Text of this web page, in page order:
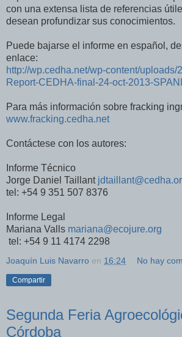
con una extensa lista de referencias
desean profundizar sus conocimientos.
Puede bajarse el informe en español,
enlace:
http://wp.cedha.net/wp-content/uploads/
Report-CEDHA-final-24-oct-2013-
Para más información sobre fracking
www.fracking.cedha.net
Contáctese con los autores:
Informe Técnico
Jorge Daniel Taillant
tel: +54 9 351 507 8376
Informe Legal
Mariana Valls mariana@ecojure.org
tel: +54 9 11 4174 2298
Joaquín Luis Navarro en 16:24 No hay
Compartir
Segunda Feria
Córdoba